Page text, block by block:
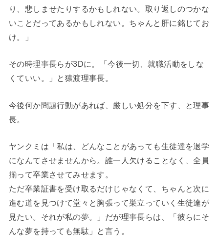
り、悲しませたりするかもしれない。取り返しのつかな
いことだってあるかもしれない。ちゃんと肝に銘じてお
け。」
その時理事長らが3Dに。「今後一切、就職活動をしな
くていい。」と猿渡理事長。
今後何か問題行動があれば、厳しい処分を下す、と理事
長。
ヤンクミは「私は、どんなことがあっても生徒達を退学
になんてさせませんから。誰一人欠けることなく、全員
揃って卒業させてみせます。
ただ卒業証書を受け取るだけじゃなくて、ちゃんと次に
進む道を見つけて堂々と胸張って巣立っていく生徒達が
見たい。それが私の夢。」だが理事長らは、「彼らにそ
んな夢を持っても無駄」と言う。